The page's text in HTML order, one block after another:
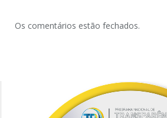
Os comentários estão fechados.